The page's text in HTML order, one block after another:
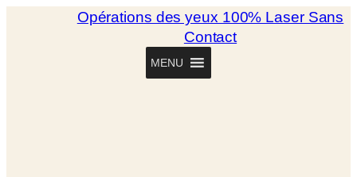
Opérations des yeux 100% Laser Sans
Contact
MENU